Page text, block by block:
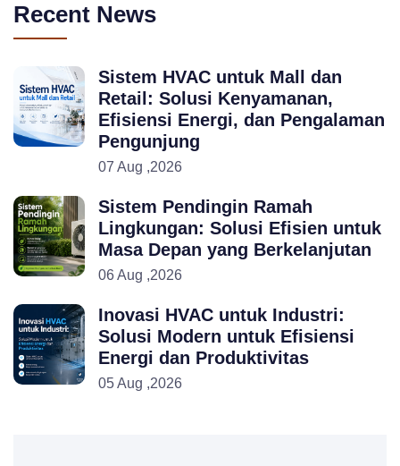
Recent News
Sistem HVAC untuk Mall dan
Retail: Solusi Kenyamanan,
Efisiensi Energi, dan Pengalaman
Pengunjung
07 Aug ,2026
Sistem Pendingin Ramah
Lingkungan: Solusi Efisien untuk
Masa Depan yang Berkelanjutan
06 Aug ,2026
Inovasi HVAC untuk Industri:
Solusi Modern untuk Efisiensi
Energi dan Produktivitas
05 Aug ,2026